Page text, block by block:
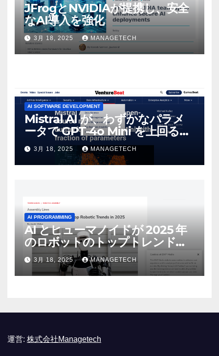
JFrogとNVIDIAが提携し、安全
なAI導入を強化
3月 18, 2025 MANAGETECH
AI SOFTWARE DEVELOPMENT
Mistral AI が、わずかなパラメ
ータで GPT-4o Mini を上回る新
しいオープンソース モデルをリ
リース | VentureBeat
3月 18, 2025 MANAGETECH
AI PROGRAMMING
AI とヒューマノイドが 2025 年
のロボットのトップトレンドに |
ASSEMBLY
3月 18, 2025 MANAGETECH
運営: 株式会社Managetech